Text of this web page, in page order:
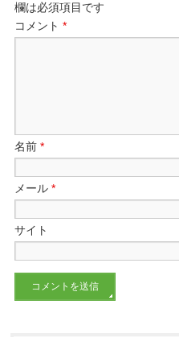
欄は必須項目です
コメント*
名前*
メール*
サイト